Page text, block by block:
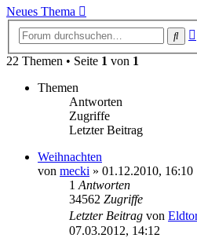
Neues Thema
22 Themen • Seite 1 von 1
Themen
Antworten
Zugriffe
Letzter Beitrag
Weihnachten
von mecki » 01.12.2010, 16:10
1 Antworten
34562 Zugriffe
Letzter Beitrag von
07.03.2012, 14:12